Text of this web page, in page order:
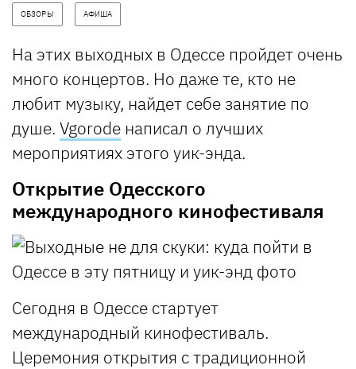
ОБЗОРЫ АФИША
На этих выходных в Одессе пройдет очень
много концертов. Но даже те, кто не
любит музыку, найдет себе занятие по
душе. Vgorode написал о лучших
мероприятиях этого уик-энда.
Открытие Одесского
международного кинофестиваля
Сегодня в Одессе стартует
международный кинофестиваль.
Церемония открытия с традиционной